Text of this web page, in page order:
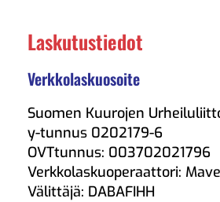
Laskutustiedot
Verkkolaskuosoite
Suomen Kuurojen
y-tunnus 0202179-6
OVTtunnus: 003702021796
Verkkolaskuoperaattori:
Välittäjä: DABAFIHH